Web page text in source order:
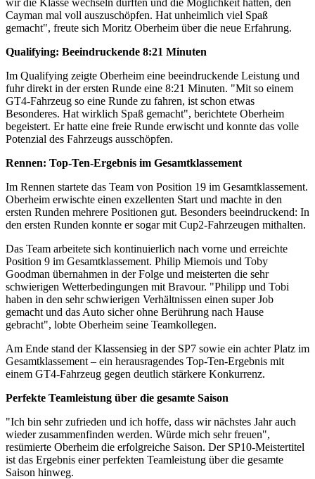
Cayman mal voll auszuschöpfen. Hat unheimlich viel Spaß
gemacht", freute sich Moritz Oberheim über die neue Erfahrung.
Qualifying: Beeindruckende 8:21 Minuten
Im Qualifying zeigte Oberheim eine beeindruckende Leistung und
fuhr direkt in der ersten Runde eine 8:21 Minuten. "Mit so einem
GT4-Fahrzeug so eine Runde zu fahren, ist schon etwas
Besonderes. Hat wirklich Spaß gemacht", berichtete Oberheim
begeistert. Er hatte eine freie Runde erwischt und konnte das volle
Potenzial des Fahrzeugs ausschöpfen.
Rennen: Top-Ten-Ergebnis im Gesamtklassement
Im Rennen startete das Team von Position 19 im Gesamtklassement.
Oberheim erwischte einen exzellenten Start und machte in den
ersten Runden mehrere Positionen gut. Besonders beeindruckend: In
den ersten Runden konnte er sogar mit Cup2-Fahrzeugen mithalten.
Das Team arbeitete sich kontinuierlich nach vorne und erreichte
Position 9 im Gesamtklassement. Philip Miemois und Toby
Goodman übernahmen in der Folge und meisterten die sehr
schwierigen Wetterbedingungen mit Bravour. "Philipp und Tobi
haben in den sehr schwierigen Verhältnissen einen super Job
gemacht und das Auto sicher ohne Berührung nach Hause
gebracht", lobte Oberheim seine Teamkollegen.
Am Ende stand der Klassensieg in der SP7 sowie ein achter Platz im
Gesamtklassement – ein herausragendes Top-Ten-Ergebnis mit
einem GT4-Fahrzeug gegen deutlich stärkere Konkurrenz.
Perfekte Teamleistung über die gesamte Saison
"Ich bin sehr zufrieden und ich hoffe, dass wir nächstes Jahr auch
wieder zusammenfinden werden. Würde mich sehr freuen",
resümierte Oberheim die erfolgreiche Saison. Der SP10-Meistertitel
ist das Ergebnis einer perfekten Teamleistung über die gesamte
Saison hinweg.